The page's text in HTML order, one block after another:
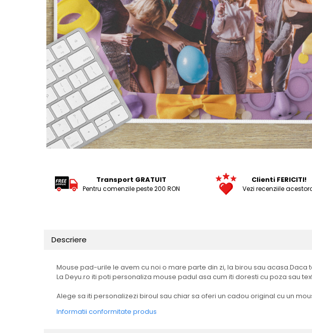
Tricouri Mecanici
Tricouri Fermieri
Tricouri Bere
Tricouri Auto
Tricouri Rock si Tribal
Tricouri Aniversare
Tricouri Cupluri
Tricouri Burlaci
Tricouri Familie
Tricouri Motivationale
Tricouri Animalute
Tricouri Gameri
Tricouri Mesaje Virale
Tricouri Vesele
Tricouri Zicale Romanesti
Facebook
Transport GRATUIT
Pentru comenzile peste 200 RON
Clienti FERICITI!
Vezi recenziile
Descriere
Mouse pad-urile le avem cu noi o mare parte din zi, la birou sau
La Deyu.ro iti poti personaliza mouse padul asa cum iti doresti cu poza sau
Alege sa iti personalizezi biroul sau chiar sa oferi un cadou original cu un
Informatii conformitate produs